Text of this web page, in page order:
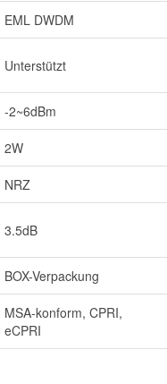
EML DWDM
Unterstützt
-2~6dBm
2W
NRZ
3.5dB
BOX-Verpackung
MSA-konform, CPRI,
eCPRI